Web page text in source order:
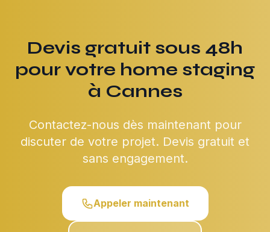
Devis gratuit sous 48h
pour votre home staging
à Cannes
Contactez-nous dès maintenant pour
discuter de votre projet. Devis gratuit et
sans engagement.
Appeler maintenant